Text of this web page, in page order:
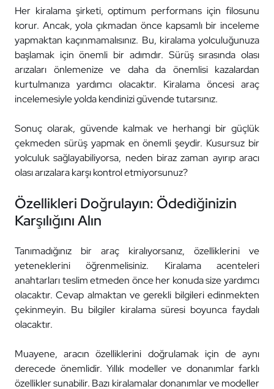
Her kiralama şirketi, optimum performans için filosunu
korur. Ancak, yola çıkmadan önce kapsamlı bir inceleme
yapmaktan kaçınmamalısınız. Bu, kiralama yolculuğunuza
başlamak için önemli bir adımdır. Sürüş sırasında olası
arızaları önlemenize ve daha da önemlisi kazalardan
kurtulmanıza yardımcı olacaktır. Kiralama öncesi araç
incelemesiyle yolda kendinizi güvende tutarsınız.
Sonuç olarak, güvende kalmak ve herhangi bir güçlük
çekmeden sürüş yapmak en önemli şeydir. Kusursuz bir
yolculuk sağlayabiliyorsa, neden biraz zaman ayırıp aracı
olası arızalara karşı kontrol etmiyorsunuz?
Özellikleri Doğrulayın: Ödediğinizin
Karşılığını Alın
Tanımadığınız bir araç kiralıyorsanız, özelliklerini ve
yeteneklerini öğrenmelisiniz. Kiralama acenteleri
anahtarları teslim etmeden önce her konuda size yardımcı
olacaktır. Cevap almaktan ve gerekli bilgileri edinmekten
çekinmeyin. Bu bilgiler kiralama süresi boyunca faydalı
olacaktır.
Muayene, aracın özelliklerini doğrulamak için de aynı
derecede önemlidir. Yıllık modeller ve donanımlar farklı
özellikler sunabilir. Bazı kiralamalar donanımlar ve modeller